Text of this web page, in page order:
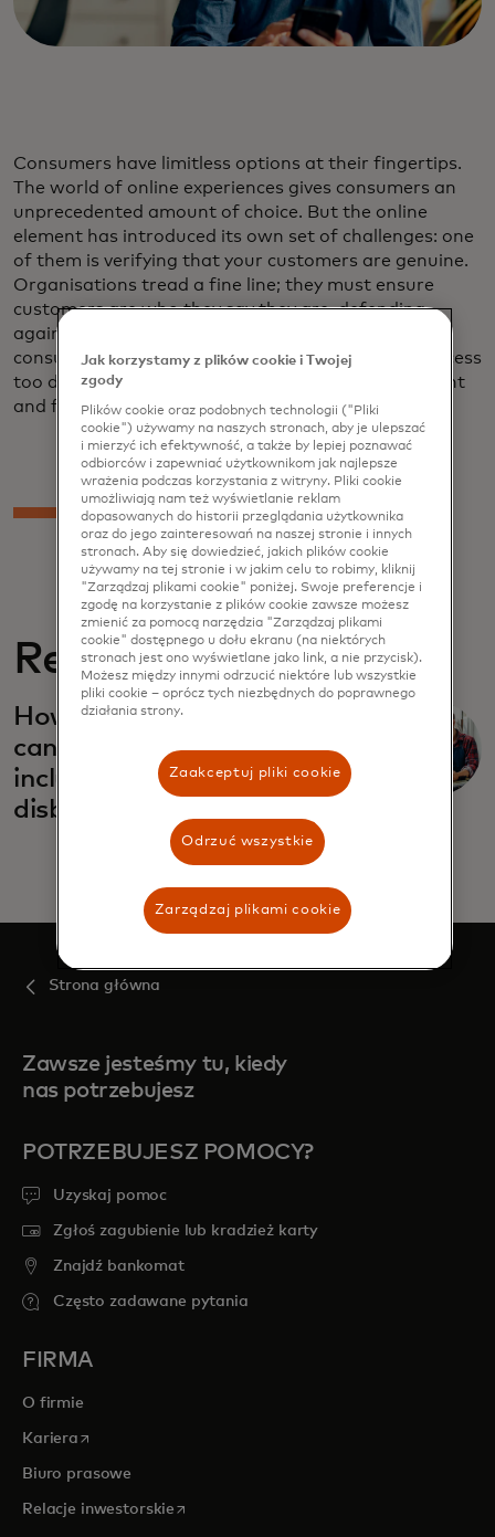
Consumers have limitless options at their fingertips.
The world of online experiences gives consumers an
unprecedented amount of choice. But the online
element has introduced its own set of challenges: one
of them is verifying that your customers are genuine.
Organisations tread a fine line; they must ensure
customers are who they say they are, defending
against fraud to protect their reputation and
consumer trust. Equally, they cannot make the process
too difficult or else they risk customer abandonment
and financial loss.
Related
How prepaid solutions
can drive impactful and
inclusive government
disbursements
opens in a new tab
Strona główna
Zawsze jesteśmy tu, kiedy
nas potrzebujesz
POTRZEBUJESZ POMOCY?
Uzyskaj pomoc
Zgłoś zagubienie lub kradzież karty
Znajdź bankomat
Często zadawane pytania
FIRMA
O firmie
Kariera opens in a new tab
Biuro prasowe
Relacje inwestorskie opens in a new tab
Jak korzystamy z plików cookie i Twojej
zgody
Plików cookie oraz podobnych technologii ("Pliki
cookie") używamy na naszych stronach, aby je ulepszać
i mierzyć ich efektywność, a także by lepiej poznawać
odbiorców i zapewniać użytkownikom jak najlepsze
wrażenia podczas korzystania z witryny. Pliki cookie
umożliwiają nam też wyświetlanie reklam
dopasowanych do historii przeglądania użytkownika
oraz do jego zainteresowań na naszej stronie i innych
stronach. Aby się dowiedzieć, jakich plików cookie
używamy na tej stronie i w jakim celu to robimy, kliknij
"Zarządzaj plikami cookie" poniżej. Swoje preferencje i
zgodę na korzystanie z plików cookie zawsze możesz
zmienić za pomocą narzędzia "Zarządzaj plikami
cookie" dostępnego u dołu ekranu (na niektórych
stronach jest ono wyświetlane jako link, a nie przycisk).
Możesz między innymi odrzucić niektóre lub wszystkie
pliki cookie – oprócz tych niezbędnych do poprawnego
działania strony.
Zaakceptuj pliki cookie
Odrzuć wszystkie
Zarządzaj plikami cookie